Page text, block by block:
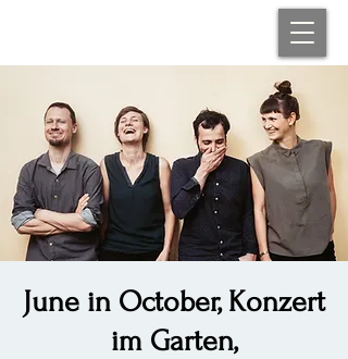
June in October, Konzert
im Garten,